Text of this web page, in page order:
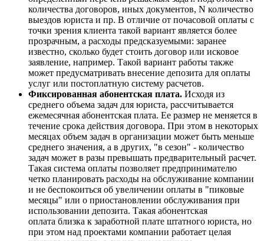
количества договоров, иных документов, N количество
выездов юриста и пр. В отличие от почасовой оплаты с
точки зрения клиента такой вариант является более
прозрачным, а расходы предсказуемыми: заранее
известно, сколько будет стоить договор или исковое
заявление, например. Такой вариант работы также
может предусматривать внесение депозита для оплаты
услуг или постоплатную систему расчетов.
Фиксированная абонентская плата. Исходя из
среднего объема задач для юриста, рассчитывается
ежемесячная абонентская плата. Ее размер не меняется в
течение срока действия договора. При этом в некоторых
месяцах объем задач в организации может быть меньше
среднего значения, а в других, "в сезон" - количество
задач может в разы превышать предварительный расчет.
Такая система оплаты позволяет предпринимателю
четко планировать расходы на обслуживание компании
и не беспокоиться об увеличении оплаты в "пиковые
месяцы" или о приостановлении обслуживания при
использовании депозита. Такая абонентская
оплата близка к заработной плате штатного юриста, но
при этом над проектами компании работает целая